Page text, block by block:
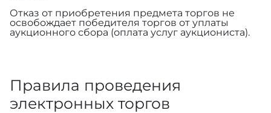
Отказ от приобретения предмета торгов не
освобождает победителя торгов от уплаты
аукционного сбора (оплата услуг аукциониста).
Правила проведения
электронных торгов